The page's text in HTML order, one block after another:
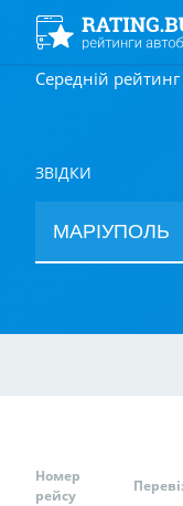
Середній
ЗВІДКИ
Номер
рейсу